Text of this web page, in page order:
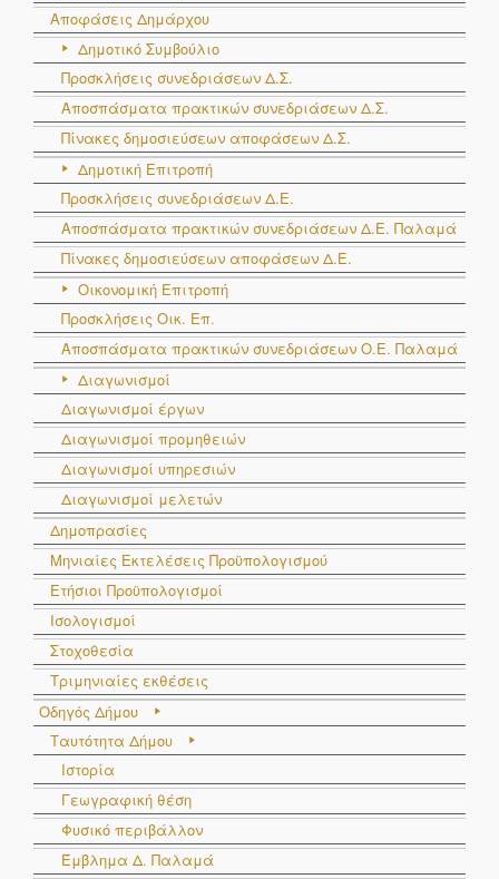
Αποφάσεις Δημάρχου
Δημοτικό Συμβούλιο
Προσκλήσεις συνεδριάσεων Δ.Σ.
Αποσπάσματα πρακτικών συνεδριάσεων Δ.Σ.
Πίνακες δημοσιεύσεων αποφάσεων Δ.Σ.
Δημοτική Επιτροπή
Προσκλήσεις συνεδριάσεων Δ.Ε.
Αποσπάσματα πρακτικών συνεδριάσεων Δ.E. Παλαμά
Πίνακες δημοσιεύσεων αποφάσεων Δ.Ε.
Οικονομική Επιτροπή
Προσκλήσεις Οικ. Επ.
Αποσπάσματα πρακτικών συνεδριάσεων Ο.E. Παλαμά
Διαγωνισμοί
Διαγωνισμοί έργων
Διαγωνισμοί προμηθειών
Διαγωνισμοί υπηρεσιών
Διαγωνισμοί μελετών
Δημοπρασίες
Μηνιαίες Εκτελέσεις Προϋπολογισμού
Ετήσιοι Προϋπολογισμοί
Ισολογισμοί
Στοχοθεσία
Τριμηνιαίες εκθέσεις
Οδηγός Δήμου
Ταυτότητα Δήμου
Ιστορία
Γεωγραφική θέση
Φυσικό περιβάλλον
Έμβλημα Δ. Παλαμά